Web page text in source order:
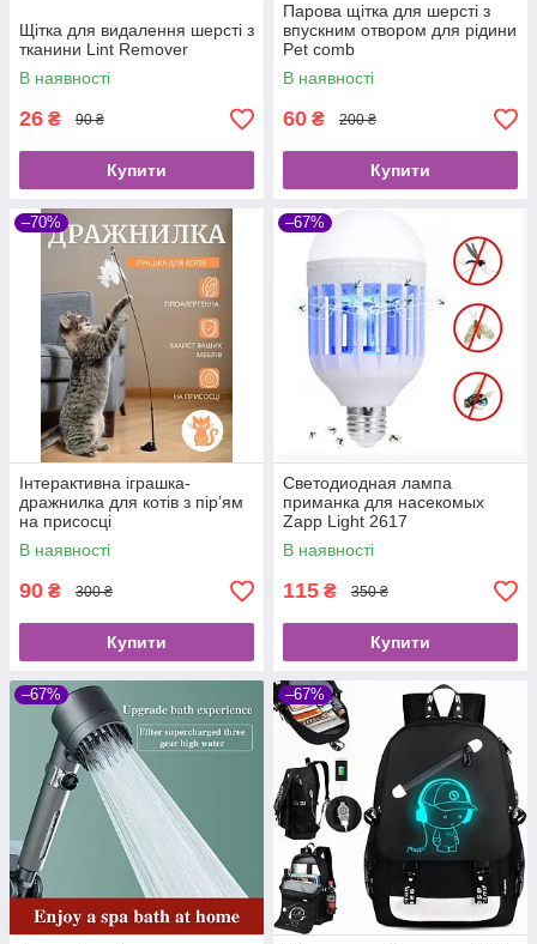
Щітка для видалення шерсті з
тканини Lint Remover
В наявності
26 ₴ 90 ₴
Купити
Парова щітка для шерсті з
впускним отвором для рідини
Pet comb
В наявності
60 ₴ 200 ₴
Купити
–70%
Інтерактивна іграшка-
дражнилка для котів з пір’ям
на присосці
В наявності
90 ₴ 300 ₴
Купити
–67%
Светодиодная лампа
приманка для насекомых
Zapp Light 2617
уничтожитель насекомых
В наявності
115 ₴ 350 ₴
Купити
–67% –67%